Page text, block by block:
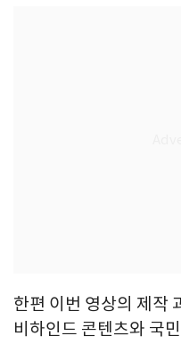
한편 이번 영상의 제작
비하인드 콘텐츠와 국